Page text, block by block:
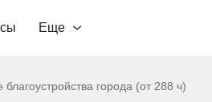
Еще
города (от 288 ч)